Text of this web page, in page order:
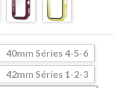
40mm Séries 4-5-6
42mm Séries 1-2-3